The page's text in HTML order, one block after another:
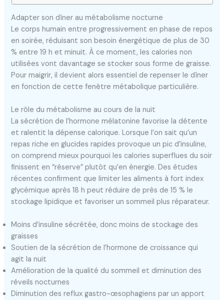
Adapter son dîner au métabolisme nocturne
Le corps humain entre progressivement en phase de repos
en soirée, réduisant son besoin énergétique de plus de 30
% entre 19 h et minuit. À ce moment, les calories non
utilisées vont davantage se stocker sous forme de graisse.
Pour maigrir, il devient alors essentiel de repenser le dîner
en fonction de cette fenêtre métabolique particulière.
Le rôle du métabolisme au cours de la nuit
La sécrétion de l’hormone mélatonine favorise la détente
et ralentit la dépense calorique. Lorsque l’on sait qu’un
repas riche en glucides rapides provoque un pic d’insuline,
on comprend mieux pourquoi les calories superflues du soir
finissent en “réserve” plutôt qu’en énergie. Des études
récentes confirment que limiter les aliments à fort index
glycémique après 18 h peut réduire de près de 15 % le
stockage lipidique et favoriser un sommeil plus réparateur.
Moins d’insuline sécrétée, donc moins de stockage des
graisses
Soutien de la sécrétion de l’hormone de croissance qui
agit la nuit
Amélioration de la qualité du sommeil et diminution des
réveils nocturnes
Diminution des reflux gastro-œsophagiens par un apport